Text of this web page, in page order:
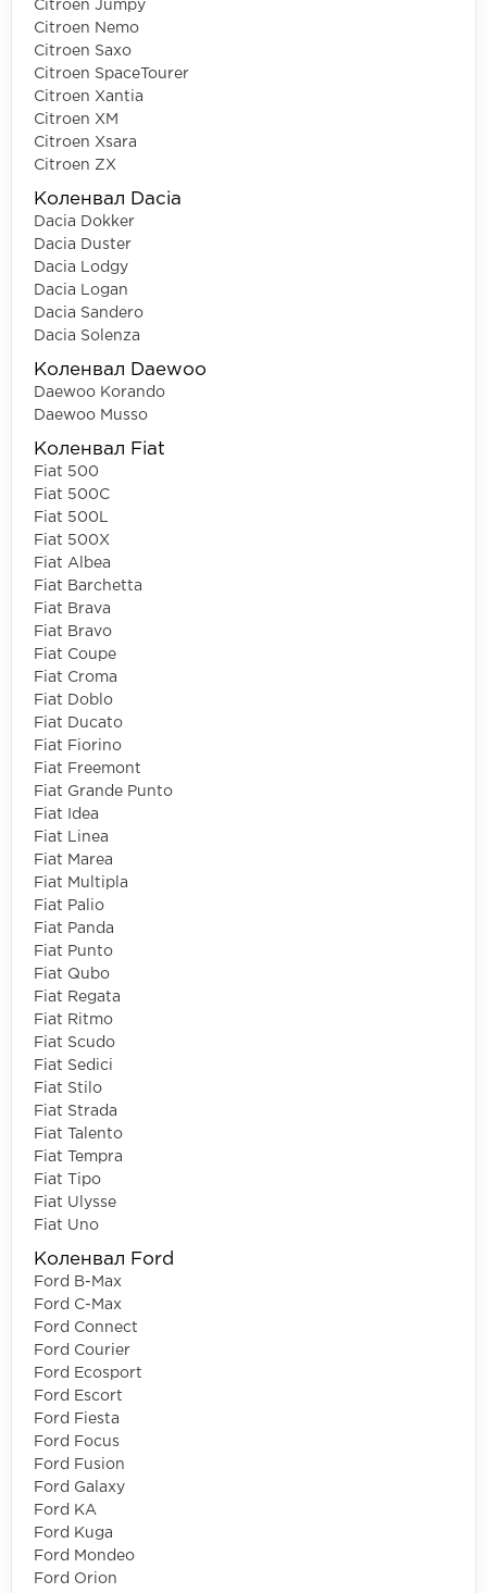
Citroen Jumpy
Citroen Nemo
Citroen Saxo
Citroen SpaceTourer
Citroen Xantia
Citroen XM
Citroen Xsara
Citroen ZX
Коленвал Dacia
Dacia Dokker
Dacia Duster
Dacia Lodgy
Dacia Logan
Dacia Sandero
Dacia Solenza
Коленвал Daewoo
Daewoo Korando
Daewoo Musso
Коленвал Fiat
Fiat 500
Fiat 500C
Fiat 500L
Fiat 500X
Fiat Albea
Fiat Barchetta
Fiat Brava
Fiat Bravo
Fiat Coupe
Fiat Croma
Fiat Doblo
Fiat Ducato
Fiat Fiorino
Fiat Freemont
Fiat Grande Punto
Fiat Idea
Fiat Linea
Fiat Marea
Fiat Multipla
Fiat Palio
Fiat Panda
Fiat Punto
Fiat Qubo
Fiat Regata
Fiat Ritmo
Fiat Scudo
Fiat Sedici
Fiat Stilo
Fiat Strada
Fiat Talento
Fiat Tempra
Fiat Tipo
Fiat Ulysse
Fiat Uno
Коленвал Ford
Ford B-Max
Ford C-Max
Ford Connect
Ford Courier
Ford Ecosport
Ford Escort
Ford Fiesta
Ford Focus
Ford Fusion
Ford Galaxy
Ford KA
Ford Kuga
Ford Mondeo
Ford Orion